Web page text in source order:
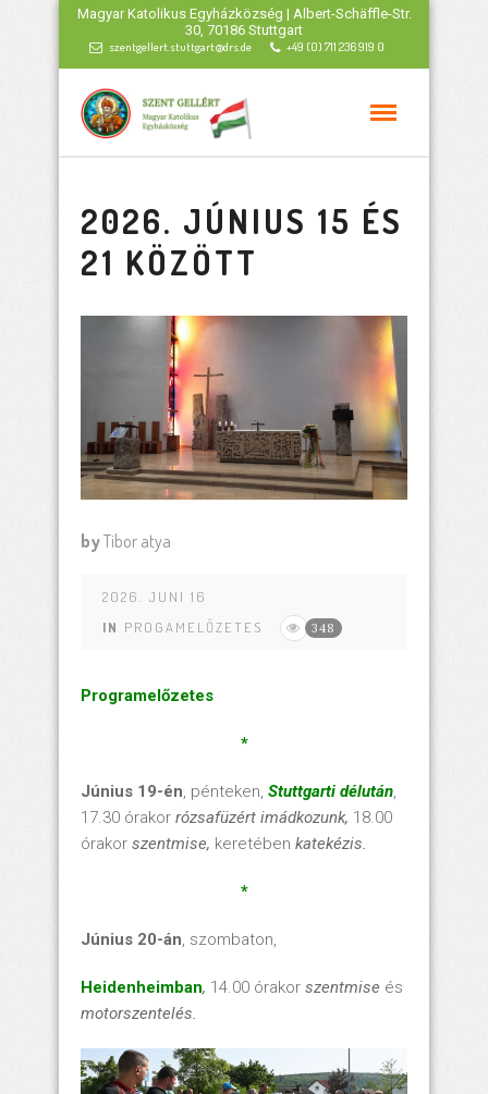
Magyar Katolikus Egyházközség | Albert-Schäffle-Str.
30, 70186 Stuttgart
szentgellert.stuttgart@drs.de +49 (0) 711 236 919 0
2026. JÚNIUS 15 ÉS
21 KÖZÖTT
byTibor atya
2026. JUNI 16
IN PROGAMELŐZETES 348
Programelőzetes
*
Június 19-én, pénteken, Stuttgarti délután,
17.30 órakor rózsafüzért imádkozunk, 18.00
órakor szentmise, keretében katekézis.
*
Június 20-án, szombaton,
Heidenheimban, 14.00 órakor szentmise és
motorszentelés.